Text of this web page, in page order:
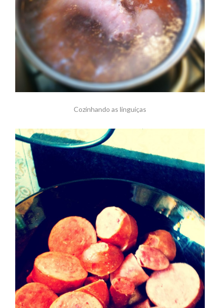
Cozinhando as linguiças